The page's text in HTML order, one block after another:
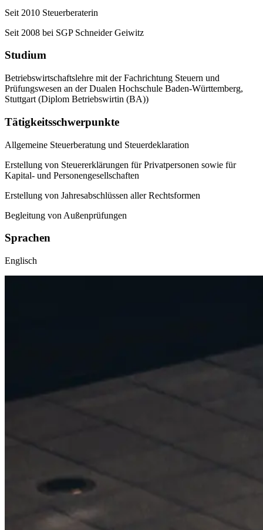
Seit 2010 Steuerberaterin
Seit 2008 bei SGP Schneider Geiwitz
Studium
Betriebswirtschaftslehre mit der Fachrichtung Steuern und
Prüfungswesen an der Dualen Hochschule Baden-Württemberg,
Stuttgart (Diplom Betriebswirtin (BA))
Tätigkeitsschwerpunkte
Allgemeine Steuerberatung und Steuerdeklaration
Erstellung von Steuererklärungen für Privatpersonen sowie für
Kapital- und Personengesellschaften
Erstellung von Jahresabschlüssen aller Rechtsformen
Begleitung von Außenprüfungen
Sprachen
Englisch